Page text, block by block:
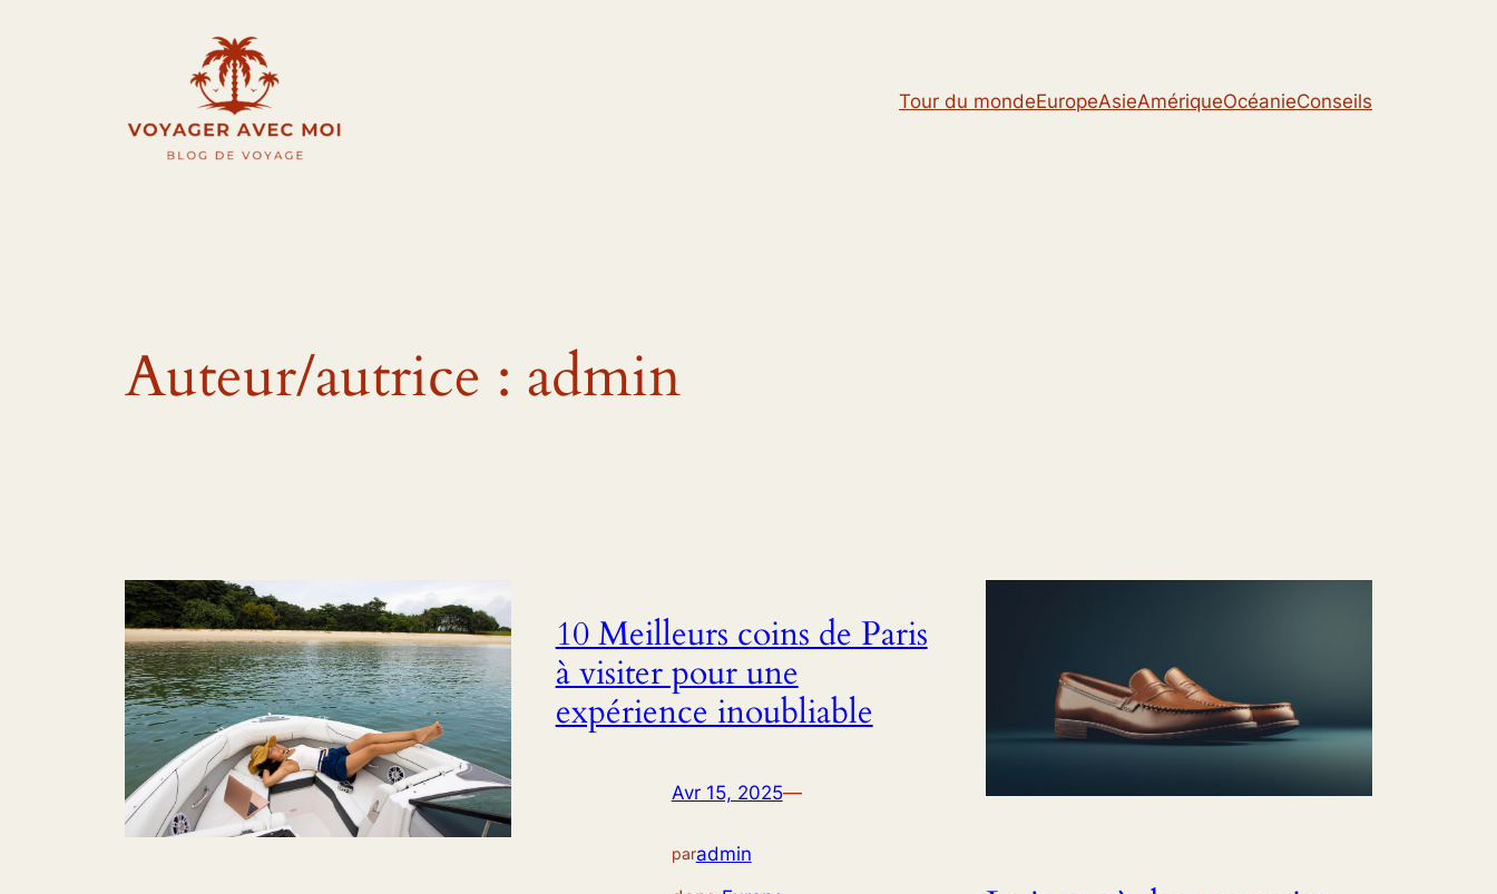
Tour du mondeEuropeAsieAmériqueOcéanieConseils
Auteur/autrice : admin
10 Meilleurs coins de Paris
à visiter pour une
expérience inoubliable
Avr 15, 2025—
paradmin